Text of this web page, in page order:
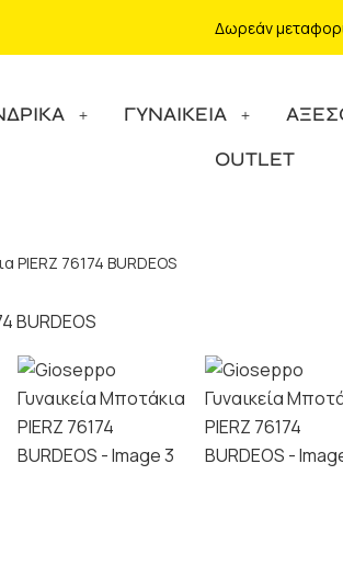
Δωρεάν
ΓΥΝΑΙΚΕΙΑ
OUTLET
PIERZ 76174 BURDEOS